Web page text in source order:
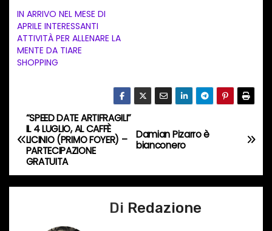
t
o
i
r
s
o
…
IN ARRIVO NEL MESE DI
APRILE INTERESSANTI
ATTIVITÀ PER ALLENARE LA
MENTE DA TIARE
SHOPPING
N
a
v
Damian Pizarro è
bianconero
“SPEED DATE ARTIFRAGILI”
IL 4 LUGLIO, AL CAFFÈ
LICINIO (PRIMO FOYER) –
PARTECIPAZIONE
GRATUITA
Di Redazione